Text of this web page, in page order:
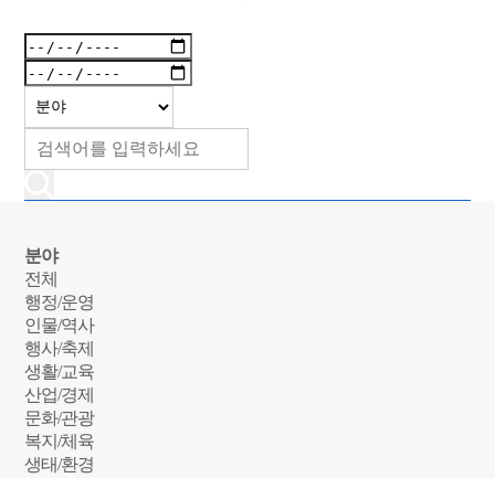
분야
전체
행정/운영
인물/역사
행사/축제
생활/교육
산업/경제
문화/관광
복지/체육
생태/환경